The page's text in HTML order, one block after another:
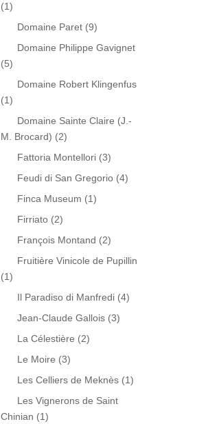
(1)
Domaine Paret (9)
Domaine Philippe Gavignet
(5)
Domaine Robert Klingenfus
(1)
Domaine Sainte Claire (J.-
M. Brocard) (2)
Fattoria Montellori (3)
Feudi di San Gregorio (4)
Finca Museum (1)
Firriato (2)
François Montand (2)
Fruitière Vinicole de Pupillin
(1)
Il Paradiso di Manfredi (4)
Jean-Claude Gallois (3)
La Célestière (2)
Le Moire (3)
Les Celliers de Meknès (1)
Les Vignerons de Saint
Chinian (1)